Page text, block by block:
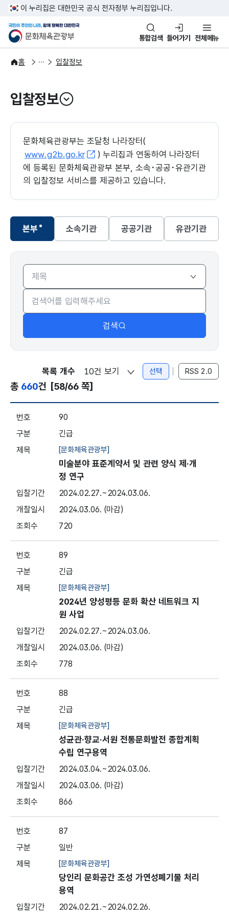
본문 바로가기
주메뉴 바로가기
이 누리집은 대한민국 공식 전자정부 누리집입니다.
문화체육관광부
국민이 주인인 나라, 함께 행복
통합검색 들어가기 전체메뉴
홈
알림·소식
알림 입찰정보
입찰정보
열기
문화체육관광부는 조달청 나라장터(
www.g2b.go.kr
) 누리집과 연동하여 나라장터
에 등록된 문화체육관광부 본부, 소속･공공･유관기관
의 입찰정보 서비스를 제공하고 있습니다.
본부
선택됨
소속기관 공공기관 유관기관
본부
검색
총 660건 [58/66 쪽]
목록 개수 선택 RSS 2.0
90
긴급
[문화체육관광부]
미술분야 표준계약서 및 관련 양식 제·개
정 연구
2024.02.27.~2024.03.06.
2024.03.06. (마감)
720
89
긴급
[문화체육관광부]
2024년 양성평등 문화 확산 네트워크 지
원 사업
2024.02.27.~2024.03.06.
2024.03.06. (마감)
778
88
긴급
[문화체육관광부]
성균관·향교·서원 전통문화발전 종합계획
수립 연구용역
2024.03.04.~2024.03.06.
2024.03.06. (마감)
866
87
일반
[문화체육관광부]
당인리 문화공간 조성 가연성폐기물 처리
용역
2024.02.21.~2024.02.26.